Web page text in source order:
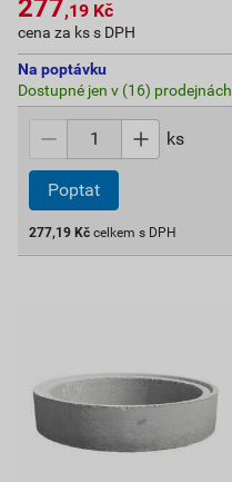
277,19 Kč
cena za ks s DPH
Na poptávku
Dostupné jen v (16) prodejnách
ks
Poptat
277,19 Kč celkem s DPH